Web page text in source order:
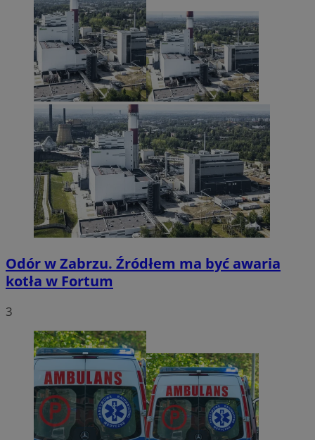
Odór w Zabrzu. Źródłem ma być awaria
kotła w Fortum
3